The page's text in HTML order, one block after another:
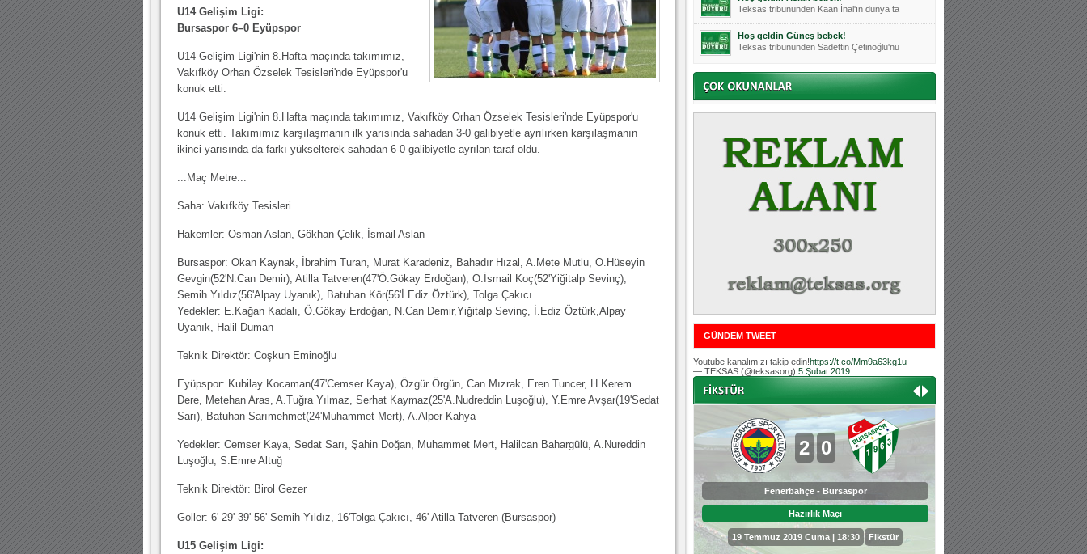
30.12.2022 18:00 |Hoş geldin Kadir Kağan Bebek!
11.11.2025 14:13 | Hoş geldin Ertuğrul Bebek!
12.10.2025 17:30 |
08.01.2024 19:01 |Hoş geldin Aslan bebek!
U14 Gelişim Ligi:
Bursaspor 6–0 Eyüpspor
U14 Gelişim Ligi'nin 8.Hafta maçında takımımız,
Vakıfköy Orhan Özselek Tesisleri'nde Eyüpspor'u
konuk etti.
U14 Gelişim Ligi'nin 8.Hafta maçında takımımız, Vakıfköy Orhan Özselek Tesisleri'nde Eyüpspor'u
konuk etti. Takımımız karşılaşmanın ilk yarısında sahadan 3-0 galibiyetle ayrılırken karşılaşmanın
ikinci yarısında da farkı yükselterek sahadan 6-0 galibiyetle ayrılan taraf oldu.
.::Maç Metre::.
Saha: Vakıfköy Tesisleri
Hakemler: Osman Aslan, Gökhan Çelik, İsmail Aslan
Bursaspor: Okan Kaynak, İbrahim Turan, Murat Karadeniz, Bahadır Hızal, A.Mete Mutlu, O.Hüseyin
Gevgin(52'N.Can Demir), Atilla Tatveren(47'Ö.Gökay Erdoğan), O.İsmail Koç(52'Yiğitalp Sevinç),
Semih Yıldız(56'Alpay Uyanık), Batuhan Kör(56'İ.Ediz Öztürk), Tolga Çakıcı
Yedekler: E.Kağan Kadalı, Ö.Gökay Erdoğan, N.Can Demir,Yiğitalp Sevinç, İ.Ediz Öztürk,Alpay
Uyanık, Halil Duman
Teknik Direktör: Coşkun Eminoğlu
Eyüpspor: Kubilay Kocaman(47'Cemser Kaya), Özgür Örgün, Can Mızrak, Eren Tuncer, H.Kerem
Dere, Metehan Aras, A.Tuğra Yılmaz, Serhat Kaymaz(25'A.Nudreddin Luşoğlu), Y.Emre Avşar(19'Sedat
Sarı), Batuhan Sarımehmet(24'Muhammet Mert), A.Alper Kahya
Yedekler: Cemser Kaya, Sedat Sarı, Şahin Doğan, Muhammet Mert, Halilcan Bahargülü, A.Nureddin
Luşoğlu, S.Emre Altuğ
Teknik Direktör: Birol Gezer
Goller: 6'-29'-39'-56' Semih Yıldız, 16'Tolga Çakıcı, 46' Atilla Tatveren (Bursaspor)
U15 Gelişim Ligi:
Teksas tribününden Kaan İnal'ın dünya ta
Hoş geldin Güneş bebek!
Teksas tribününden Sadettin Çetinoğlu'nu
Mutluluklar Ceyhun Tetik
Teksas tribünlerinin sevilen isimlerinde
Bursasporumuzun önü açılsın is
Hoş geldin Alaz Bebek!
Teksas.org sistem yöneticisi, ekibimizin
Hoş geldin Göktuğ Bebek!
Teksas.org ekibimizden ve tribünlerimizi
Teksas tribünlerinden Basri İleri'nin dü
Hoş geldin Kerem Bebek!
Tribünlerimizden Mesut Ulusoy'un (Duka)
Hoş geldin Aslan bebek!
Teksas tribününden Kaan İnal'ın dünya ta
Hoş geldin Güneş bebek!
Teksas tribününden Sadettin Çetinoğlu'nu
GÜNDEM TWEET
Youtube kanalımızı takip edin!https://t.co/Mm9a63kg1u
— TEKSAS (@teksasorg) 5 Şubat 2019
- - 2 0
Fenerbahçe - Bursaspor
Hazırlık Maçı
19 Temmuz 2019 Cuma | 18:30 Fikstür
0 3
Bursaspor - Sepahan
Hazırlık Maçı
25 Temmuz 2019 Perşembe |